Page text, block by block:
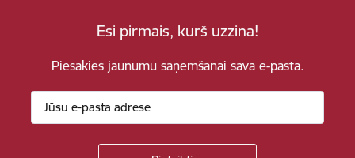
Esi pirmais, kurš uzzina!
Piesakies jaunumu saņemšanai savā e-pastā.